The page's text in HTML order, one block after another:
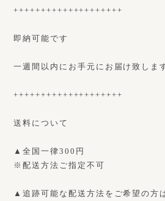
++++++++++++++++++++
即納可能です
一週間以内にお手元にお届け致しま
++++++++++++++++++++
送料について
▲全国一律300円
※配送方法ご指定不可
▲追跡可能な配送方法をご希望の方